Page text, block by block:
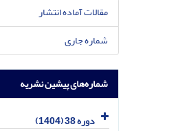
مقالات آماده انتشار
شماره جاری
شماره‌های پیشین نشریه
دوره 38 (1404)